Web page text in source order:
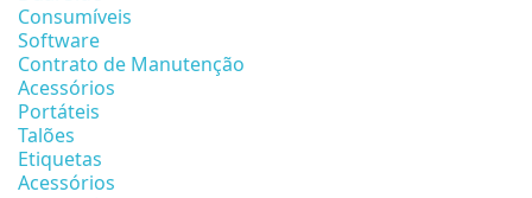
Consumíveis
Software
Contrato de Manutenção
Acessórios
Portáteis
Talões
Etiquetas
Acessórios